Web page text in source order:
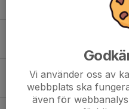
0
AIK Innebandy
29 jun, 09:45 0
Vi använder oss av
webbplats ska
även för